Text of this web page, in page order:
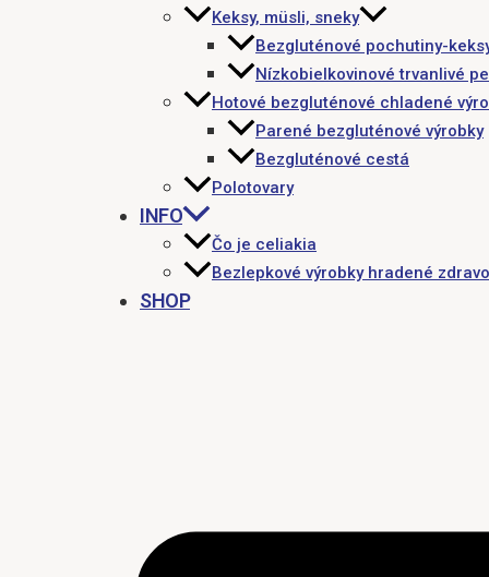
Keksy, müsli, sneky
Bezgluténové pochutiny-
Nízkobielkovinové trvanlivé
Hotové bezgluténové chladené
Parené bezgluténové výrobky
Bezgluténové cestá
Polotovary
INFO
Čo je celiakia
Bezlepkové výrobky hradené
SHOP